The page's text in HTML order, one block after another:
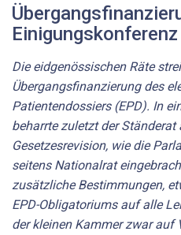
Einigungskonferenz
Die eidgenössischen Räte
Übergangsfinanzierung des
Patientendossiers (EPD). In
beharrte zuletzt der
Gesetzesrevision, wie die
seitens Nationalrat
zusätzliche Bestimmungen,
EPD-Obligatoriums auf alle
der kleinen Kammer zwar auf